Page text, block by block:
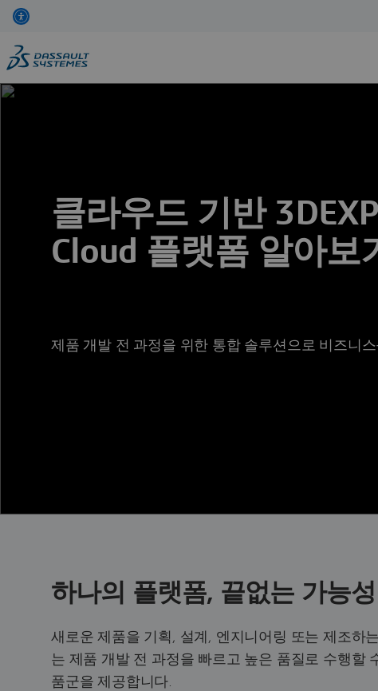
Skip
main
content
클라우드 기반
Cloud 플랫폼 알아보
제품 개발 전 과정을 위한 통합 솔루션으로 비즈니
하나의 플랫폼, 끝없는 가능성
새로운 제품을 기획, 설계, 엔지니어링 또는 제조하
는 제품 개발 전 과정을 빠르고 높은 품질로 수행할
품군을 제공합니다.